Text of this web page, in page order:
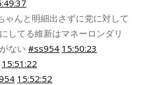
ゃんと明細出さずに党に対して
してる維新はマネーロンダリ
ない #ss954 15:50:23
15:51:22
15:52:52